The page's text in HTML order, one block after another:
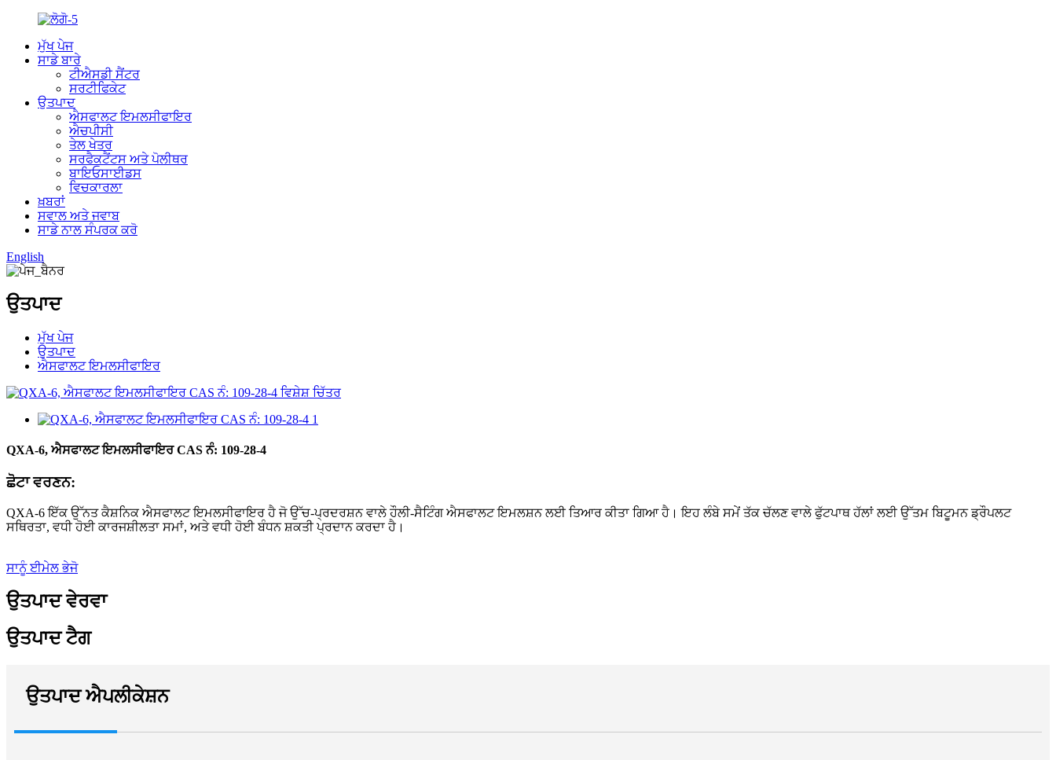
ਮੁੱਖ ਪੇਜ
ਸਾਡੇ ਬਾਰੇ
ਟੀਐਸਡੀ ਸੈਂਟਰ
ਸਰਟੀਫਿਕੇਟ
ਉਤਪਾਦ
ਐਸਫਾਲਟ ਇਮਲਸੀਫਾਇਰ
ਐਚਪੀਸੀ
ਤੇਲ ਖੇਤਰ
ਸਰਫੈਕਟੈਂਟਸ ਅਤੇ ਪੋਲੀਥਰ
ਬਾਇਓਸਾਈਡਸ
ਵਿਚਕਾਰਲਾ
ਖ਼ਬਰਾਂ
ਸਵਾਲ ਅਤੇ ਜਵਾਬ
ਸਾਡੇ ਨਾਲ ਸੰਪਰਕ ਕਰੋ
English
ਉਤਪਾਦ
ਮੁੱਖ ਪੇਜ
ਉਤਪਾਦ
ਐਸਫਾਲਟ ਇਮਲਸੀਫਾਇਰ
QXA-6, ਐਸਫਾਲਟ ਇਮਲਸੀਫਾਇਰ CAS ਨੰ: 109-28-4
ਛੋਟਾ ਵਰਣਨ:
QXA-6 ਇੱਕ ਉੱਨਤ ਕੈਸ਼ਨਿਕ ਐਸਫਾਲਟ ਇਮਲਸੀਫਾਇਰ ਹੈ ਜੋ ਉੱਚ-ਪ੍ਰਦਰਸ਼ਨ ਵਾਲੇ ਹੌਲੀ-ਸੈਟਿੰਗ ਐਸਫਾਲਟ ਇਮਲਸ਼ਨ ਲਈ ਤਿਆਰ ਕੀਤਾ ਗਿਆ ਹੈ। ਇਹ ਲੰਬੇ ਸਮੇਂ ਤੱਕ ਚੱਲਣ ਵਾਲੇ ਫੁੱਟਪਾਥ ਹੱਲਾਂ ਲਈ ਉੱਤਮ ਬਿਟੂਮਨ ਡ੍ਰੌਪਲਟ
ਸਥਿਰਤਾ, ਵਧੀ ਹੋਈ ਕਾਰਜਸ਼ੀਲਤਾ ਸਮਾਂ, ਅਤੇ ਵਧੀ ਹੋਈ ਬੰਧਨ ਸ਼ਕਤੀ ਪ੍ਰਦਾਨ ਕਰਦਾ ਹੈ।
ਸਾਨੂੰ ਈਮੇਲ ਭੇਜੋ
ਉਤਪਾਦ ਵੇਰਵਾ
ਉਤਪਾਦ ਟੈਗ
ਉਤਪਾਦ ਐਪਲੀਕੇਸ਼ਨ